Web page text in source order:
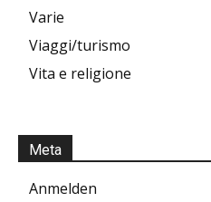
Varie
Viaggi/turismo
Vita e religione
Meta
Anmelden